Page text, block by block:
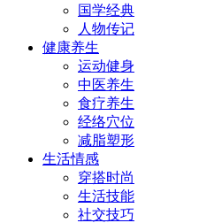
国学经典
人物传记
健康养生
运动健身
中医养生
食疗养生
经络穴位
减脂塑形
生活情感
穿搭时尚
生活技能
社交技巧